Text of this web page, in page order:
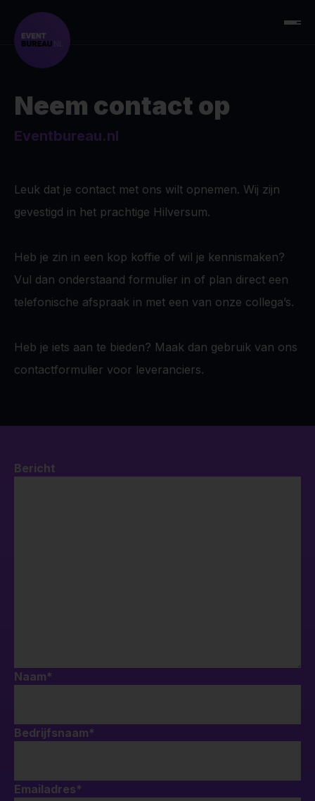
Neem contact op
Eventbureau.nl
Leuk dat je contact met ons wilt opnemen. Wij zijn
gevestigd in het prachtige Hilversum.
Heb je zin in een kop koffie of wil je kennismaken?
Vul dan onderstaand formulier in of plan direct een
telefonische afspraak in met een van onze collega’s.
Heb je iets aan te bieden? Maak dan gebruik van ons
contactformulier voor leveranciers.
Bericht
Naam*
Bedrijfsnaam*
Emailadres*